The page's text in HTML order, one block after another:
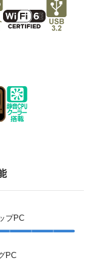
プPC
PC